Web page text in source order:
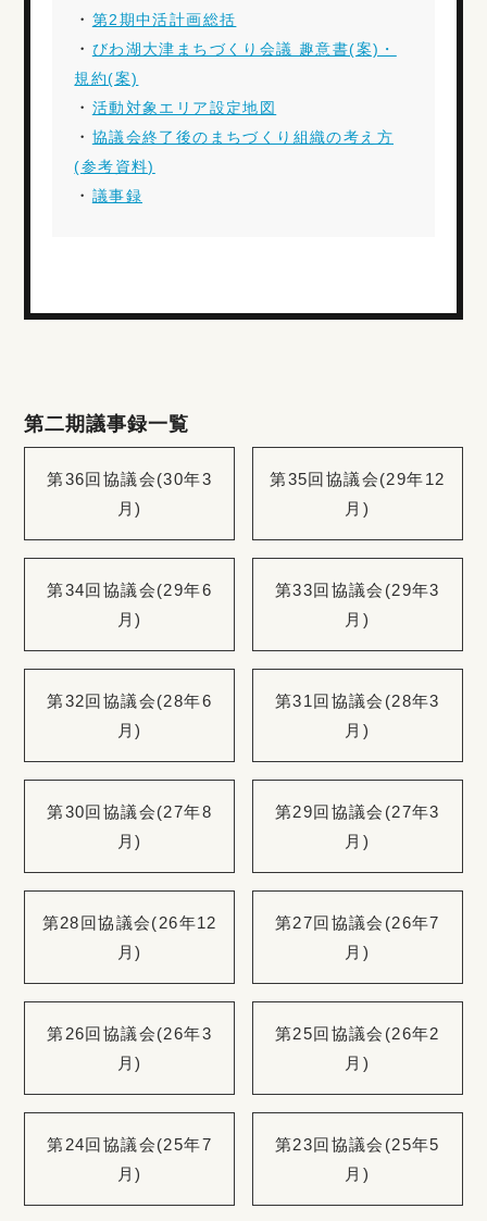
・ 第2期中活計画総括
・ びわ湖大津まちづくり会議 趣意書(案)・
規約(案)
・ 活動対象エリア設定地図
・ 協議会終了後のまちづくり組織の考え方
(参考資料)
・ 議事録
第二期議事録一覧
第36回協議会(30年3
月)
第35回協議会(29年12
月)
第34回協議会(29年6
月)
第33回協議会(29年3
月)
第32回協議会(28年6
月)
第31回協議会(28年3
月)
第30回協議会(27年8
月)
第29回協議会(27年3
月)
第28回協議会(26年12
月)
第27回協議会(26年7
月)
第26回協議会(26年3
月)
第25回協議会(26年2
月)
第24回協議会(25年7
月)
第23回協議会(25年5
月)